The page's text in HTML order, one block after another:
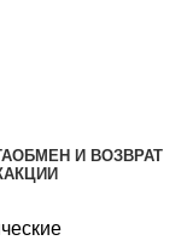
ОБМЕН И ВОЗВРАТ
АКЦИИ